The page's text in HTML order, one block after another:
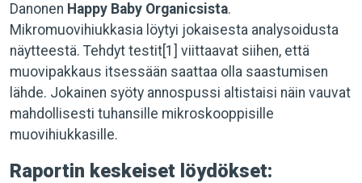
Danonen Happy Baby Organicsista.
Mikromuovihiukkasia löytyi jokaisesta analysoidusta
näytteestä. Tehdyt testit[1] viittaavat siihen, että
muovipakkaus itsessään saattaa olla saastumisen
lähde. Jokainen syöty annospussi altistaisi näin vauvat
mahdollisesti tuhansille mikroskooppisille
muovihiukkasille.
Raportin keskeiset löydökset: